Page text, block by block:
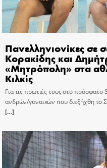
Πανελληνιονίκες σε
Κορακίδης και
«Μητρόπολη» στα
Κιλκίς
Για τις πρωτιές τους στο
ανδρών/γυναικών που διεξήχθη το
[…]